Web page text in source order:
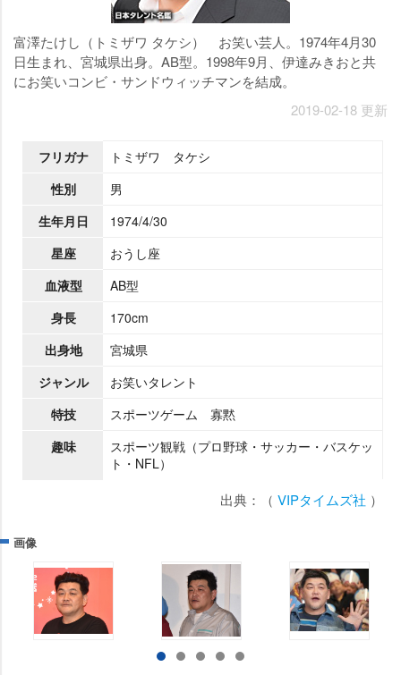
富澤たけし（トミザワ タケシ） お笑い芸人。1974年4月30
日生まれ、宮城県出身。AB型。1998年9月、伊達みきおと共
にお笑いコンビ・サンドウィッチマンを結成。
2019-02-18 更新
フリガナ
トミザワ タケシ
性別
男
生年月日
1974/4/30
星座
おうし座
血液型
AB型
身長
170cm
出身地
宮城県
ジャンル
お笑いタレント
特技
スポーツゲーム 寡黙
趣味
スポーツ観戦（プロ野球・サッカー・バスケッ
ト・NFL）
出典：（ VIPタイムズ社 ）
画像